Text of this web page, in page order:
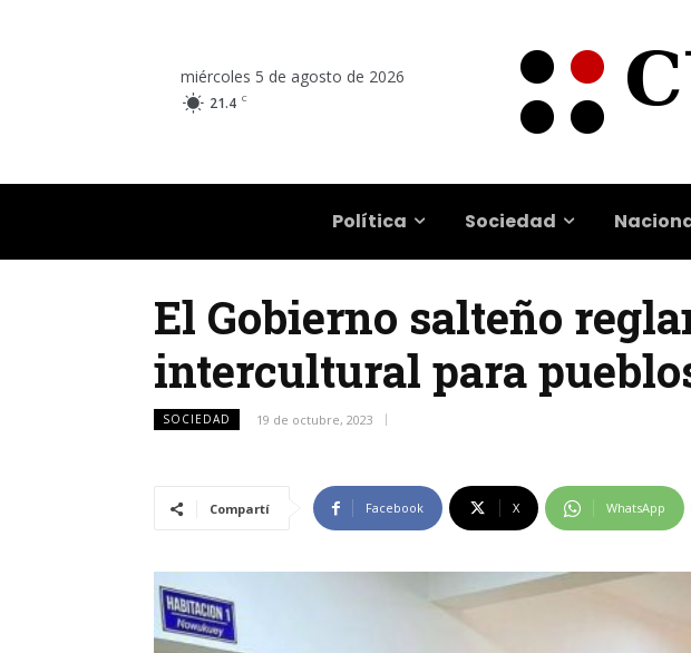
miércoles 5 de agosto de 2026
21.4 C
Política Sociedad
El Gobierno salteño
intercultural para
SOCIEDAD 19 de octubre, 2023
Compartí Facebook X WhatsApp